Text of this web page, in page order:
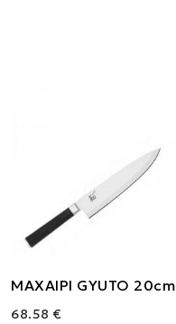
ΜΑΧΑΙΡΙ GYUTO 20cm
68.58 €